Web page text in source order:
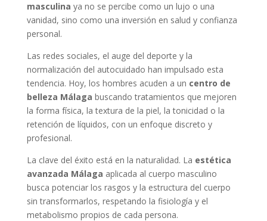
masculina ya no se percibe como un lujo o una
vanidad, sino como una inversión en salud y confianza
personal.
Las redes sociales, el auge del deporte y la
normalización del autocuidado han impulsado esta
tendencia. Hoy, los hombres acuden a un centro de
belleza Málaga buscando tratamientos que mejoren
la forma física, la textura de la piel, la tonicidad o la
retención de líquidos, con un enfoque discreto y
profesional.
La clave del éxito está en la naturalidad. La estética
avanzada Málaga aplicada al cuerpo masculino
busca potenciar los rasgos y la estructura del cuerpo
sin transformarlos, respetando la fisiología y el
metabolismo propios de cada persona.